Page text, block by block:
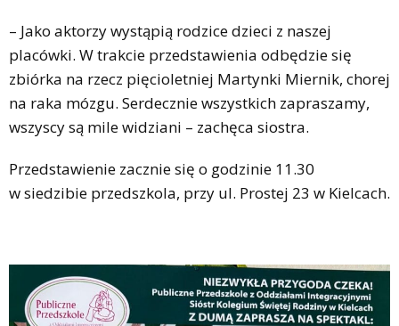
– Jako aktorzy wystąpią rodzice dzieci z naszej
placówki. W trakcie przedstawienia odbędzie się
zbiórka na rzecz pięcioletniej Martynki Miernik, chorej
na raka mózgu. Serdecznie wszystkich zapraszamy,
wszyscy są mile widziani – zachęca siostra.
Przedstawienie zacznie się o godzinie 11.30
w siedzibie przedszkola, przy ul. Prostej 23 w Kielcach.